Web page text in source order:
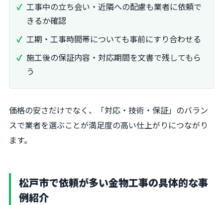
工事中の立ち会い・近隣への配慮も業者に依頼で
きるか確認
工期・工事時間帯についても事前にすり合わせる
施工後の保証内容・対応期間を文書で残してもら
う
価格の安さだけでなく、「対応・技術・保証」のバラン
スで業者を選ぶことが満足度の高い仕上がりにつながり
ます。
松戸市で依頼が多い金物工事の具体的な事
例紹介